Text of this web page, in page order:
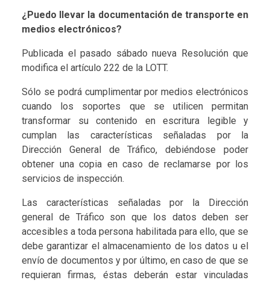
¿Puedo llevar la documentación de transporte en
medios electrónicos?
Publicada el pasado sábado nueva Resolución que
modifica el artículo 222 de la LOTT.
Sólo se podrá cumplimentar por medios electrónicos
cuando los soportes que se utilicen permitan
transformar su contenido en escritura legible y
cumplan las características señaladas por la
Dirección General de Tráfico, debiéndose poder
obtener una copia en caso de reclamarse por los
servicios de inspección.
Las características señaladas por la Dirección
general de Tráfico son que los datos deben ser
accesibles a toda persona habilitada para ello, que se
debe garantizar el almacenamiento de los datos u el
envío de documentos y por último, en caso de que se
requieran firmas, éstas deberán estar vinculadas